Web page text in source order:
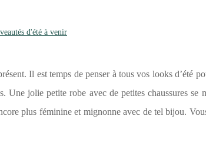
d'été à venir
Il est temps de penser à tous vos looks d’été
Une jolie petite robe avec de petites chaussures se
plus féminine et mignonne avec de tel bijou.